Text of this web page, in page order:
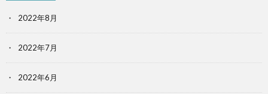
2022年8月
2022年7月
2022年6月